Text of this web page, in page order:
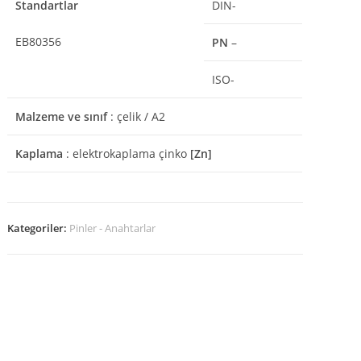
Standartlar
EB80356
DIN-
PN –
ISO-
Malzeme ve sınıf: çelik / A2
Kaplama : elektrokaplama çinko [Zn]
Kategoriler: Pinler - Anahtarlar